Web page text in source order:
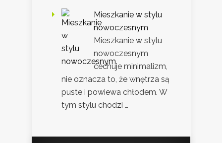
Mieszkanie w stylu
nowoczesnym
Mieszkanie w stylu
nowoczesnym
cechuje minimalizm,
nie oznacza to, że wnętrza są
puste i powiewa chłodem. W
tym stylu chodzi …